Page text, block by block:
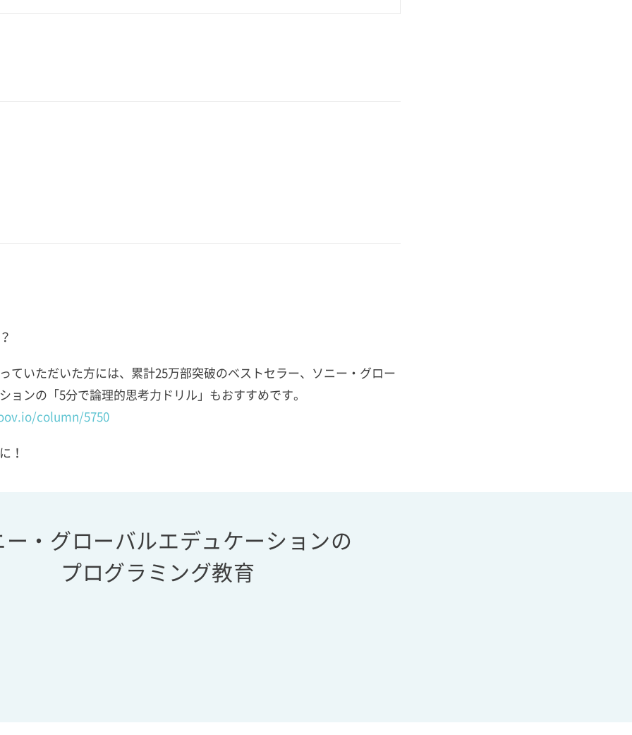
ていただいた方には、累計25万部突破のベストセラー、ソニー・グロー
ョンの「5分で論理的思考力ドリル」もおすすめです。
column/5750
！
ー・グローバルエデュケーションの
プログラミング教育